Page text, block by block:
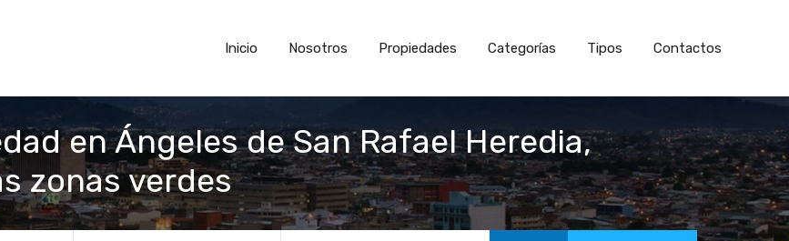
Inicio Nosotros Propiedades Categorías Tipos Contactos
en Ángeles de San Rafael Heredia,
zonas verdes